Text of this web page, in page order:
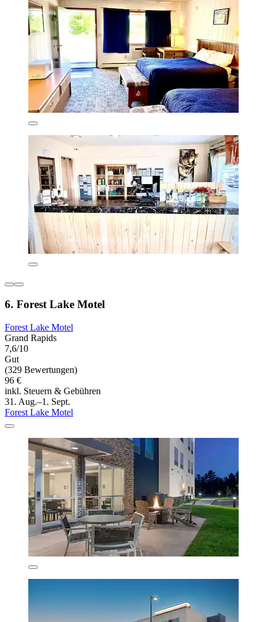
6. Forest Lake Motel
Forest Lake Motel
Grand Rapids
7,6/10
Gut
(329 Bewertungen)
96 €
inkl. Steuern & Gebühren
31. Aug.–1. Sept.
Forest Lake Motel